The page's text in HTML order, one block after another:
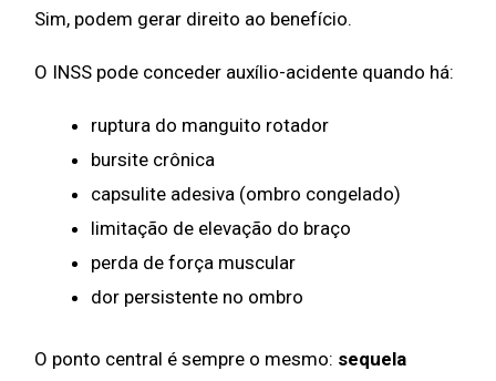
Sim, podem gerar direito ao benefício.
O INSS pode conceder auxílio-acidente quando há:
ruptura do manguito rotador
bursite crônica
capsulite adesiva (ombro congelado)
limitação de elevação do braço
perda de força muscular
dor persistente no ombro
O ponto central é sempre o mesmo: sequela